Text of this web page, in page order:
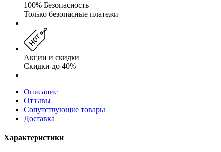
100% Безопасность
Только безопасные платежи
Акции и скидки
Скидки до 40%
Описание
Отзывы
Сопутствующие товары
Доставка
Характеристики